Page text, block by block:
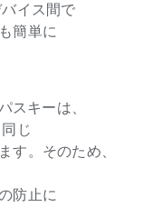
イス間で​
簡単に​
スキーは、​
じ​
す。​その​ため、​
防止に​